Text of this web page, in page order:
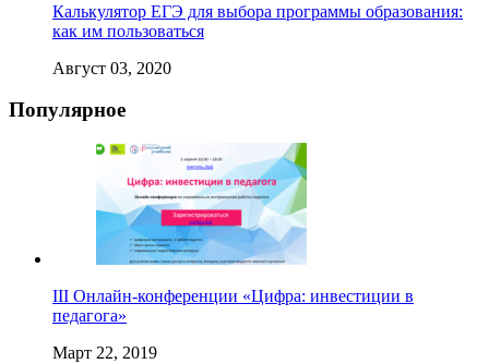
Калькулятор ЕГЭ для выбора программы образования:
как им пользоваться
Август 03, 2020
Популярное
III Онлайн-конференции «Цифра: инвестиции в
педагога»
Март 22, 2019